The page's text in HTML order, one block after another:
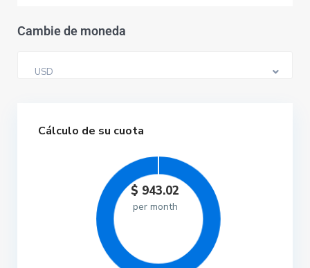
Cambie de moneda
USD
Cálculo de su cuota
$ 943.02
per month